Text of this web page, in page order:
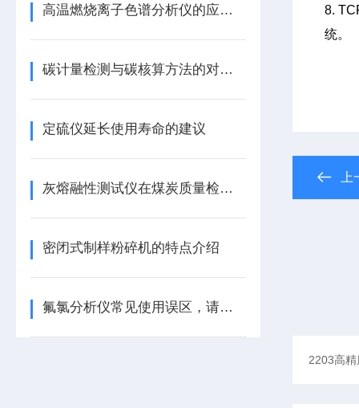
高温燃烧离子色谱分析仪的应用标准
碳计量检测与碳核算方法的对比研究
定硫仪延长使用寿命的建议
灰熔融性测试仪在煤炭质量检测中的应用
密闭式制样粉碎机的特点介绍
氟氯分析仪常见使用误区，请规避！
8.
统。